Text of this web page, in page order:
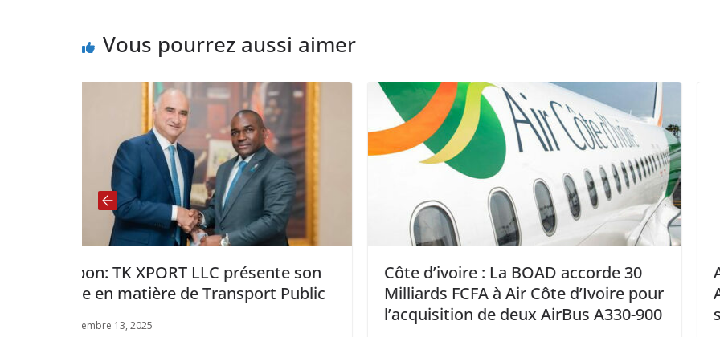
Vous pourrez aussi aimer
présente son
Transport Public
Côte d’ivoire : La BOAD accorde 30
Milliards FCFA à Air Côte d’Ivoire pour
l’acquisition de deux AirBus A330-900
Aéroport: Le Groupe
Avomo Cargo veut
système aérien VOG au